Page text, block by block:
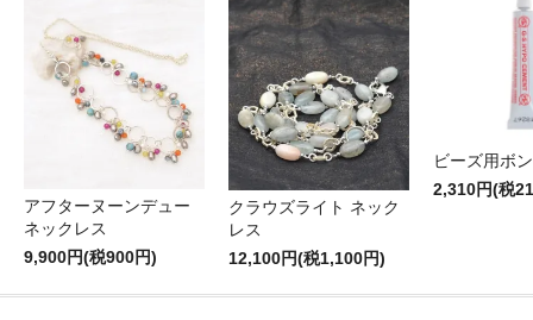
アフターヌーンデュー
ネックレス
9,900円(税900円)
クラウズライト ネック
レス
12,100円(税1,100円)
ビーズ用ボ
2,310円(税